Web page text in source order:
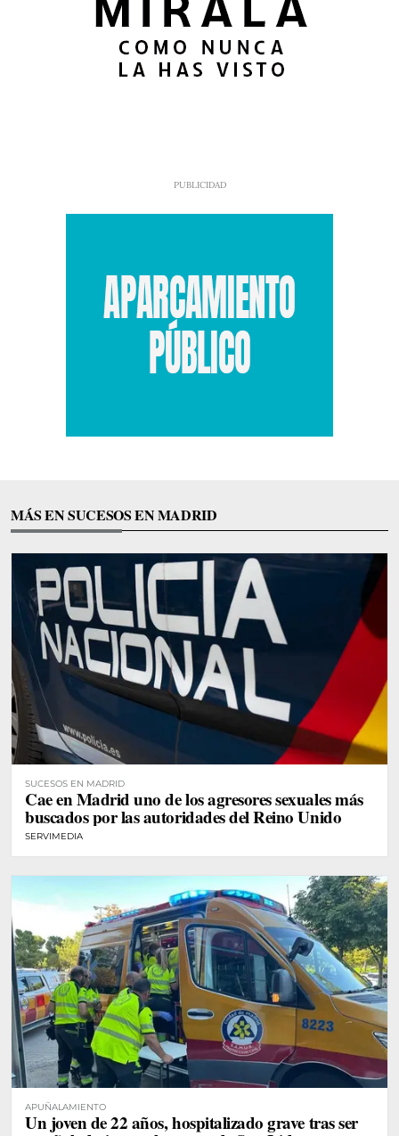
MÁS EN SUCESOS EN MADRID
SUCESOS EN MADRID
Cae en Madrid uno de los agresores sexuales más
buscados por las autoridades del Reino Unido
SERVIMEDIA
APUÑALAMIENTO
Un joven de 22 años, hospitalizado grave tras ser